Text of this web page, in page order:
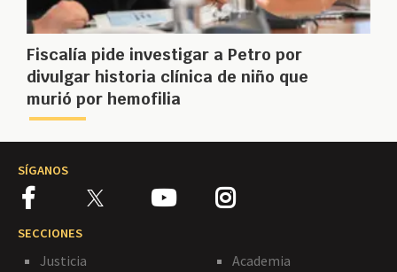
Fiscalía pide investigar a Petro por
divulgar historia clínica de niño que
murió por hemofilia
SÍGANOS
SECCIONES
Justicia
Academia